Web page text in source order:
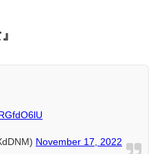
November 17, 2022